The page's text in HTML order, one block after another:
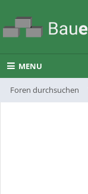
MENU
Foren durchsuchen